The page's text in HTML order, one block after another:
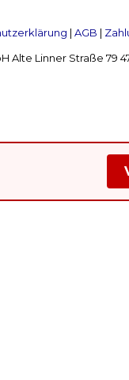
| AGB |
Linner Straße 79